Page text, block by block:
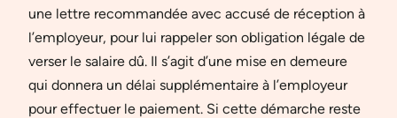
une lettre recommandée avec accusé de réception à
l’employeur, pour lui rappeler son obligation légale de
verser le salaire dû. Il s’agit d’une mise en demeure
qui donnera un délai supplémentaire à l’employeur
pour effectuer le paiement. Si cette démarche reste